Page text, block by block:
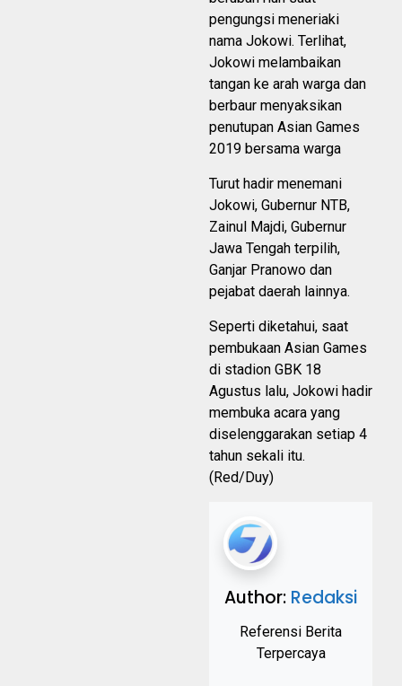
pengungsi meneriaki
nama Jokowi. Terlihat,
Jokowi melambaikan
tangan ke arah warga dan
berbaur menyaksikan
penutupan Asian Games
2019 bersama warga
Turut hadir menemani
Jokowi, Gubernur NTB,
Zainul Majdi, Gubernur
Jawa Tengah terpilih,
Ganjar Pranowo dan
pejabat daerah lainnya.
Seperti diketahui, saat
pembukaan Asian Games
di stadion GBK 18
Agustus lalu, Jokowi hadir
membuka acara yang
diselenggarakan setiap 4
tahun sekali itu.
(Red/Duy)
Author: Redaksi
Referensi Berita
Terpercaya